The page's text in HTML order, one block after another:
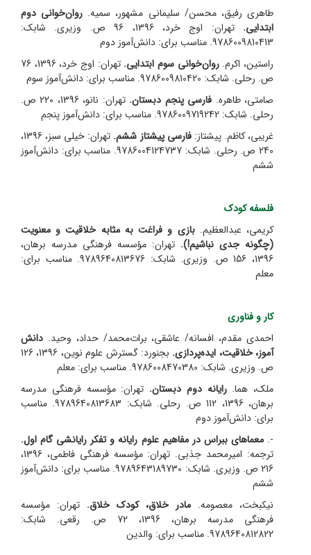
طاهری رفیق، محسن/ سلیمانی مشهور، سمیه. روان‌خوانی دوم
ابتدایی.
تهران: اوج خرد، 1396، 96 ص. وزیری. شابک:
9786009810413. مناسب برای: دانش‌آموز دوم
راستین، اکرم.روان‌خوانی سوم ابتدایی.
تهران: اوج خرد، 1396، 76
ص. رحلی. شابک: 9786009810420. مناسب برای: دانش‌آموز سوم
صامتی، طاهره. فارسی پنجم دبستان.
تهران: نانو، 1396، 220 ص.
رحلی. شابک: 9786009719242. مناسب برای: دانش‌آموز پنجم
غریبی، کاظم. پیشتاز:فارسی پیشتاز ششم.
تهران: خیلی سبز، 1396،
240 ص. رحلی. شابک: 9786004124737. مناسب برای: دانش‌آموز
ششم
فلسفه کودک
کریمی، عبدالعظیم.بازی و فراغت به مثابه خلاقیت و معنویت
(چگونه جدی نباشیم!). تهران: مؤسسه فرهنگی مدرسه برهان،
1396، 156 ص. وزیری. شابک: 9789640813676. مناسب برای:
معلم
کار و فناوری
احمدی مقدم، افسانه/ عاشقی، برات‌محمد/ حداد، وحید. دانش
آموز، خلاقیت، ایده‌پردازی.
بجنورد: گسترش علوم نوین، 1396، 126
ص. وزیری. شابک: 9786008470380. مناسب برای: معلم
ملک، هما.رایانه دوم دبستان. تهران: مؤسسه فرهنگی مدرسه
برهان، 1396، 112 ص. رحلی. شابک: 9789640813683. مناسب
برای: دانش‌آموز دوم
-.معماهای ببراس در مفاهیم علوم رایانه و تفکر رایانشی گام اول.
ترجمه: امیر‌محمد جذبی. تهران: مؤسسه فرهنگی فاطمی، 1396،
216 ص. وزیری. شابک: 9789643189730. مناسب برای: دانش‌آموز
ششم
نیکبخت، معصومه. مادر خلاق، کودک خلاق. تهران: مؤسسه
فرهنگی مدرسه برهان، 1396، 72 ص. رقعی. شابک:
9789640812822. مناسب برای: والدین